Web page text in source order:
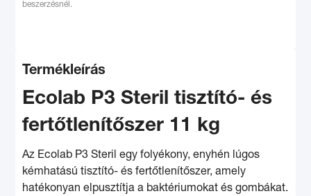
beszerzésnél.
Termékleírás
Ecolab P3 Steril tisztító- és
fertőtlenítőszer 11 kg
Az Ecolab P3 Steril egy folyékony, enyhén lúgos
kémhatású tisztító- és fertőtlenítőszer, amely
hatékonyan elpusztítja a baktériumokat és gombákat.